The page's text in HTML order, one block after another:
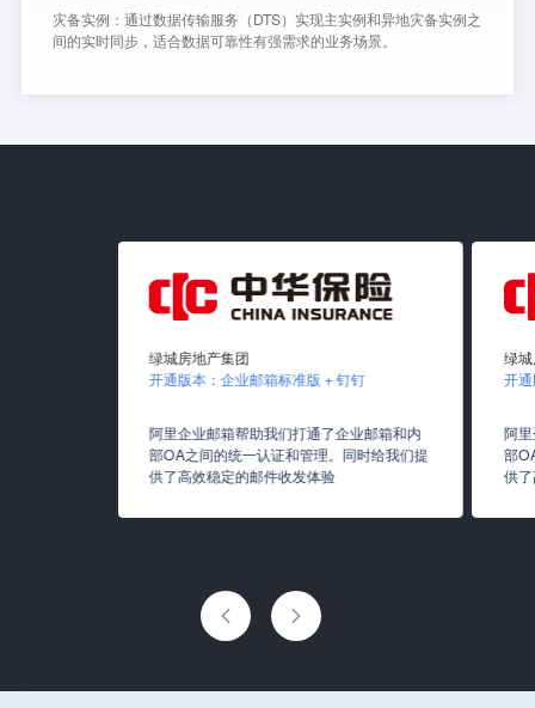
灾备实例：通过数据传输服务（DTS）实现主实例和异地灾备实例之
间的实时同步，适合数据可靠性有强需求的业务场景。
绿城房地产集团
开通版本：企业邮箱标准版 + 钉钉
阿里企业邮箱帮助我们打通了企业邮箱和内
部OA之间的统一认证和管理。同时给我们提
供了高效稳定的邮件收发体验
绿
开
阿
部
供